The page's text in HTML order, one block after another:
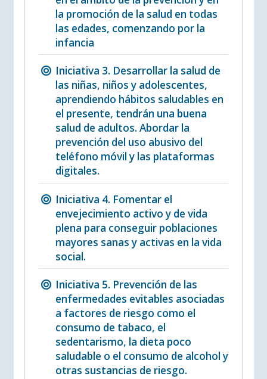
la promoción de la salud en todas
las edades, comenzando por la
infancia
Iniciativa 3. Desarrollar la salud de
las niñas, niños y adolescentes,
aprendiendo hábitos saludables en
el presente, tendrán una buena
salud de adultos. Abordar la
prevención del uso abusivo del
teléfono móvil y las plataformas
digitales.
Iniciativa 4. Fomentar el
envejecimiento activo y de vida
plena para conseguir poblaciones
mayores sanas y activas en la vida
social.
Iniciativa 5. Prevención de las
enfermedades evitables asociadas
a factores de riesgo como el
consumo de tabaco, el
sedentarismo, la dieta poco
saludable o el consumo de alcohol y
otras sustancias de riesgo.